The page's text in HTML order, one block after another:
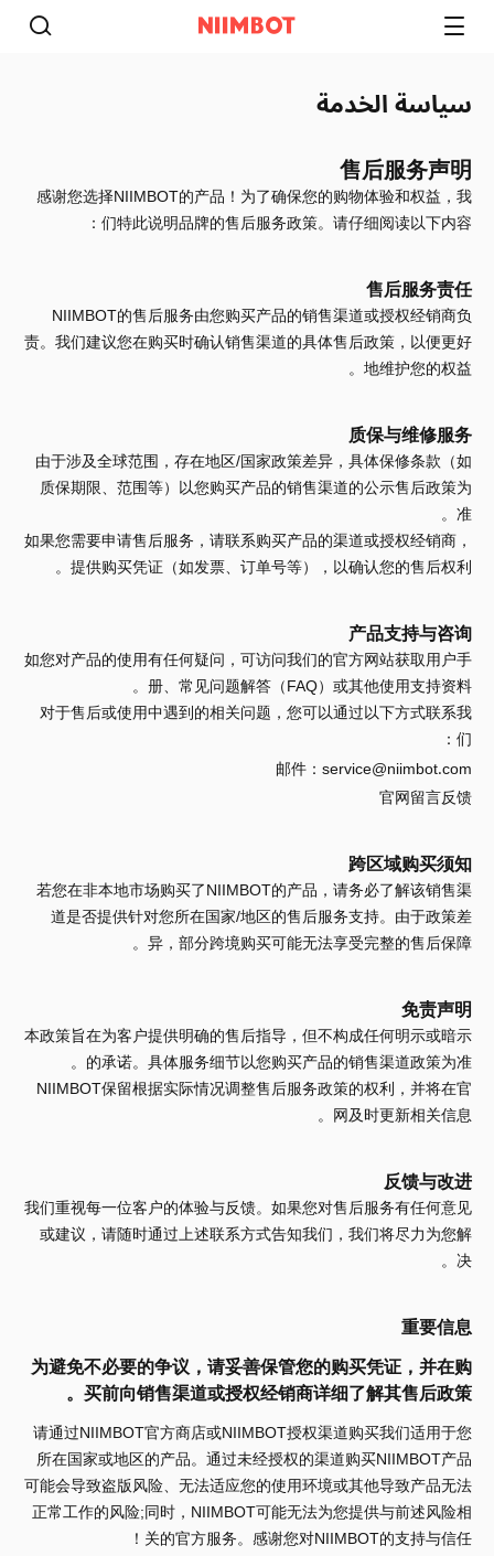
سياسة الخدمة
售后服务声明
感谢您选择NIIMBOT的产品！为了确保您的购物体验和权益，我
们特此说明品牌的售后服务政策。请仔细阅读以下内容：
售后服务责任
NIIMBOT的售后服务由您购买产品的销售渠道或授权经销商负
责。我们建议您在购买时确认销售渠道的具体售后政策，以便更好
地维护您的权益。
质保与维修服务
由于涉及全球范围，存在地区/国家政策差异，具体保修条款（如
质保期限、范围等）以您购买产品的销售渠道的公示售后政策为
准。
如果您需要申请售后服务，请联系购买产品的渠道或授权经销商，
提供购买凭证（如发票、订单号等），以确认您的售后权利。
产品支持与咨询
如您对产品的使用有任何疑问，可访问我们的官方网站获取用户手
册、常见问题解答（FAQ）或其他使用支持资料。
对于售后或使用中遇到的相关问题，您可以通过以下方式联系我
们：
邮件： service@niimbot.com
官网留言反馈
跨区域购买须知
若您在非本地市场购买了NIIMBOT的产品，请务必了解该销售渠
道是否提供针对您所在国家/地区的售后服务支持。由于政策差
异，部分跨境购买可能无法享受完整的售后保障。
免责声明
本政策旨在为客户提供明确的售后指导，但不构成任何明示或暗示
的承诺。具体服务细节以您购买产品的销售渠道政策为准。
NIIMBOT保留根据实际情况调整售后服务政策的权利，并将在官
网及时更新相关信息。
反馈与改进
我们重视每一位客户的体验与反馈。如果您对售后服务有任何意见
或建议，请随时通过上述联系方式告知我们，我们将尽力为您解
决。
重要信息
为避免不必要的争议，请妥善保管您的购买凭证，并在购
买前向销售渠道或授权经销商详细了解其售后政策。
请通过NIIMBOT官方商店或NIIMBOT授权渠道购买我们适用于您
所在国家或地区的产品。通过未经授权的渠道购买NIIMBOT产品
可能会导致盗版风险、无法适应您的使用环境或其他导致产品无法
正常工作的风险;同时，NIIMBOT可能无法为您提供与前述风险相
关的官方服务。感谢您对NIIMBOT的支持与信任！